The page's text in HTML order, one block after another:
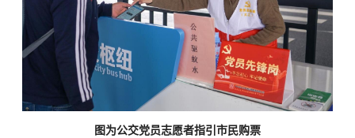
图为公交党员志愿者指引市民购票